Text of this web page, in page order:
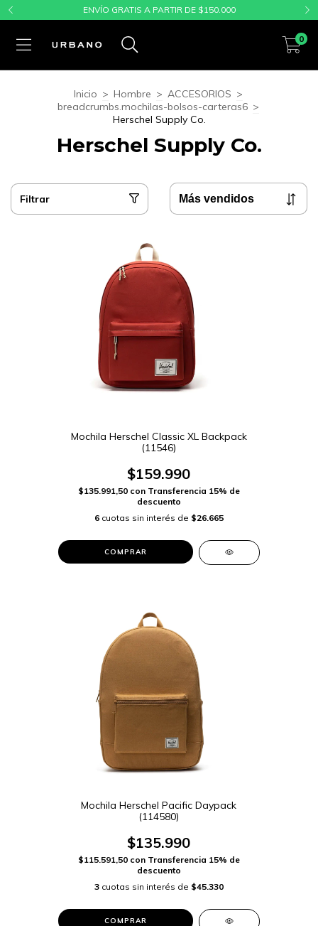
ENVÍO GRATIS A PARTIR DE $150.000
0
Inicio > Hombre > ACCESORIOS >
breadcrumbs.mochilas-bolsos-carteras6 >
Herschel Supply Co.
Herschel Supply Co.
Filtrar
Mochila Herschel Classic XL Backpack
(11546)
$159.990
$135.991,50 con Transferencia 15% de
descuento
6 cuotas sin interés de $26.665
COMPRAR
Mochila Herschel Pacific Daypack
(114580)
$135.990
$115.591,50 con Transferencia 15% de
descuento
3 cuotas sin interés de $45.330
COMPRAR